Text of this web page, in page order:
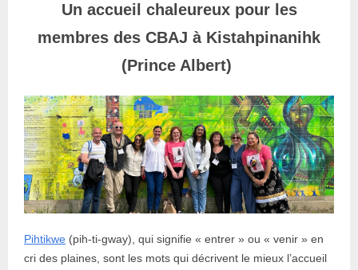
Un accueil chaleureux pour les
membres des CBAJ à Kistahpinanihk
(Prince Albert)
Pihtikwe (pih-ti-gway), qui signifie « entrer » ou « venir » en
cri des plaines, sont les mots qui décrivent le mieux l’accueil